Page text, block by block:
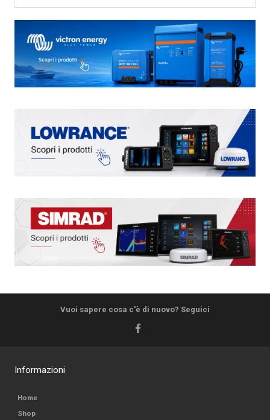
Vuoi sapere cosa c'è di nuovo? Seguici
Informazioni
Home
Shop